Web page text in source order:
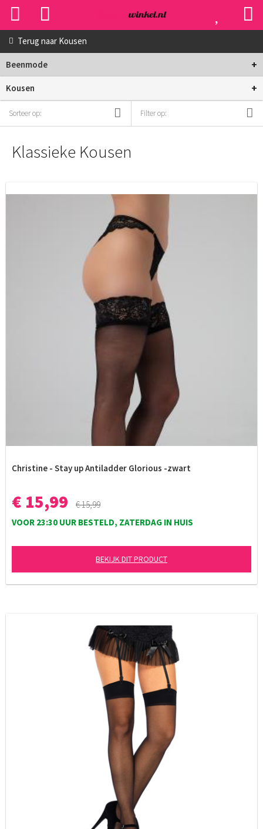
Terug naar Kousen
Beenmode +
Kousen +
Sorteer op: Filter op:
Klassieke Kousen
Christine - Stay up Antiladder Glorious -zwart
€ 15,99
€ 15,99
VOOR 23:30 UUR BESTELD, ZATERDAG IN HUIS
BEKIJK DIT PRODUCT